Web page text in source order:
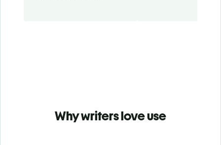
Why writers love use